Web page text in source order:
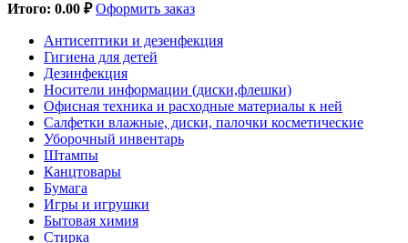
Итого: 0.00 ₽ Оформить заказ
Антисептики и дезенфекция
Гигиена для детей
Дезинфекция
Носители информации (диски,флешки)
Офисная техника и расходные материалы к ней
Салфетки влажные, диски, палочки косметические
Уборочный инвентарь
Штампы
Канцтовары
Бумага
Игры и игрушки
Бытовая химия
Стирка